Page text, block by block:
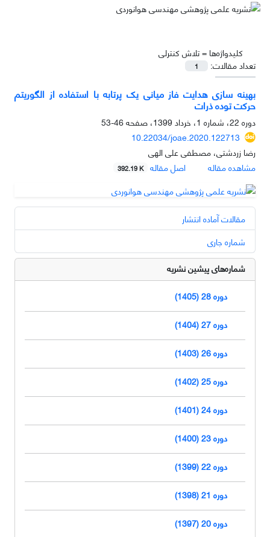
کلیدواژه‌ها =تلاش کنترلی
تعداد مقالات:
1
بهینه سازی هدایت فاز میانی یک پرتابه با استفاده از الگوریتم
حرکت توده ذرات
دوره 22، شماره 1، خرداد 1399، صفحه
46-53
10.22034/joae.2020.122713
رضا زردشتی، مصطفی علی الهی
مشاهده مقاله
اصل مقاله 392.19 K
مقالات آماده انتشار
شماره جاری
شماره‌های پیشین نشریه
دوره 28 (1405)
دوره 27 (1404)
دوره 26 (1403)
دوره 25 (1402)
دوره 24 (1401)
دوره 23 (1400)
دوره 22 (1399)
دوره 21 (1398)
دوره 20 (1397)